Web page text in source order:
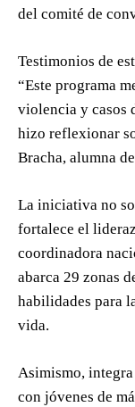
del comité de
Testimonios de
“Este programa
violencia y casos
hizo reflexionar
Bracha, alumna
La iniciativa no
fortalece el
coordinadora
abarca 29 zonas
habilidades para
vida.
Asimismo,
con jóvenes de